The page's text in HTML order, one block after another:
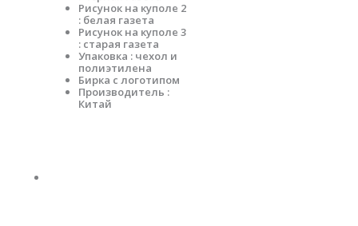
Рисунок на куполе 2
: белая газета
Рисунок на куполе 3
: старая газета
Упаковка : чехол и
полиэтилена
Бирка с логотипом
Производитель :
Китай